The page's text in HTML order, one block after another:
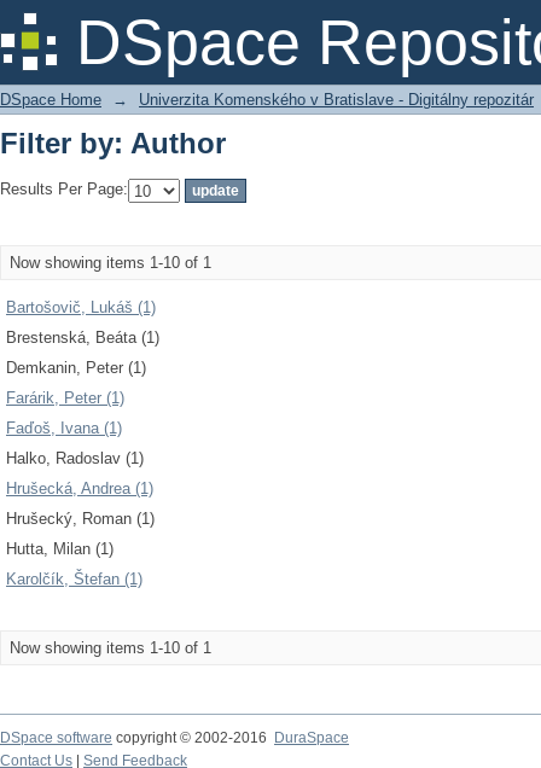
DSpace
Filter by: Author
DSpace Home → Univerzita Komenského v Bratislave - Digitálny repozitár
Filter by: Author
Results Per Page:
Now showing items 1-10 of 1
Bartošovič, Lukáš (1)
Brestenská, Beáta (1)
Demkanin, Peter (1)
Farárik, Peter (1)
Faďoš, Ivana (1)
Halko, Radoslav (1)
Hrušecká, Andrea (1)
Hrušecký, Roman (1)
Hutta, Milan (1)
Karolčík, Štefan (1)
Now showing items 1-10 of 1
DSpace software copyright © 2002-2016
DuraSpace
Contact Us
Send Feedback